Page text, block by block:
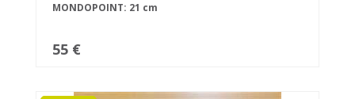
MONDOPOINT: 21 cm
55 €